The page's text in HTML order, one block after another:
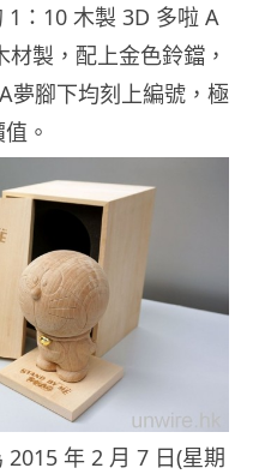
：10 木製 3D 多啦 A
製，配上金色鈴鐺，
夢腳下均刻上編號，極
。
年 2 月 7 日(星期